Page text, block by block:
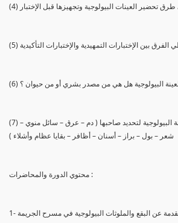
طرق تحضير العينات البيولوجية وتجهيزها قبل الإختبار
الفرق بين الإختبارات التمهيدية والإختبارات التأكيدية
البيولوجية هل هي من مصدر بشري أو من حيوان ؟
(7) إجراء الإختبارات علي العينة البيولوجية لتحديد صاحبها ( دم – عرق – سائل منوي –
شعر – بول – براز – أسنان – أظافر – بقايا عظام وأشلاء )
محتوي الدورة والمحاضرات :
مقدمة عن البقع والملوثات البيولوجية في مسرح الجريمة